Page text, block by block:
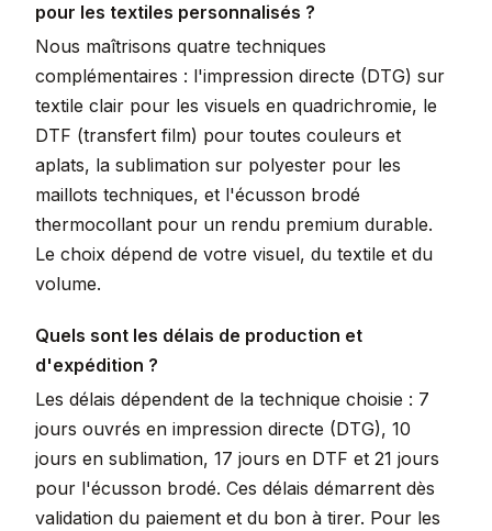
pour les textiles personnalisés ?
Nous maîtrisons quatre techniques
complémentaires : l'impression directe (DTG) sur
textile clair pour les visuels en quadrichromie, le
DTF (transfert film) pour toutes couleurs et
aplats, la sublimation sur polyester pour les
maillots techniques, et l'écusson brodé
thermocollant pour un rendu premium durable.
Le choix dépend de votre visuel, du textile et du
volume.
Quels sont les délais de production et
d'expédition ?
Les délais dépendent de la technique choisie : 7
jours ouvrés en impression directe (DTG), 10
jours en sublimation, 17 jours en DTF et 21 jours
pour l'écusson brodé. Ces délais démarrent dès
validation du paiement et du bon à tirer. Pour les